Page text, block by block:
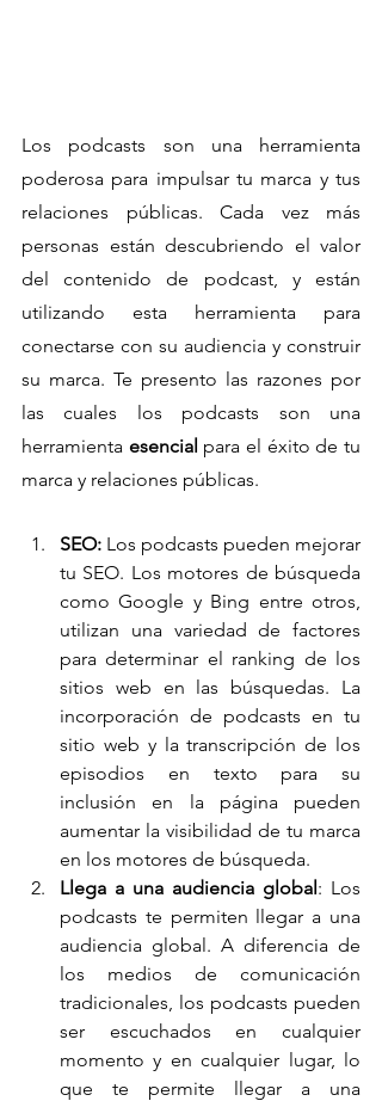
Los podcasts son una herramienta
poderosa para impulsar tu marca y tus
relaciones públicas. Cada vez más
personas están descubriendo el valor
del contenido de podcast, y están
utilizando esta herramienta para
conectarse con su audiencia y construir
su marca. Te presento las razones por
las cuales los podcasts son una
herramienta esencial para el éxito de tu
marca y relaciones públicas.
SEO: Los podcasts pueden mejorar
tu SEO. Los motores de búsqueda
como Google y Bing entre otros,
utilizan una variedad de factores
para determinar el ranking de los
sitios web en las búsquedas. La
incorporación de podcasts en tu
sitio web y la transcripción de los
episodios en texto para su
inclusión en la página pueden
aumentar la visibilidad de tu marca
en los motores de búsqueda.
Llega a una audiencia global: Los
podcasts te permiten llegar a una
audiencia global. A diferencia de
los medios de comunicación
tradicionales, los podcasts pueden
ser escuchados en cualquier
momento y en cualquier lugar, lo
que te permite llegar a una